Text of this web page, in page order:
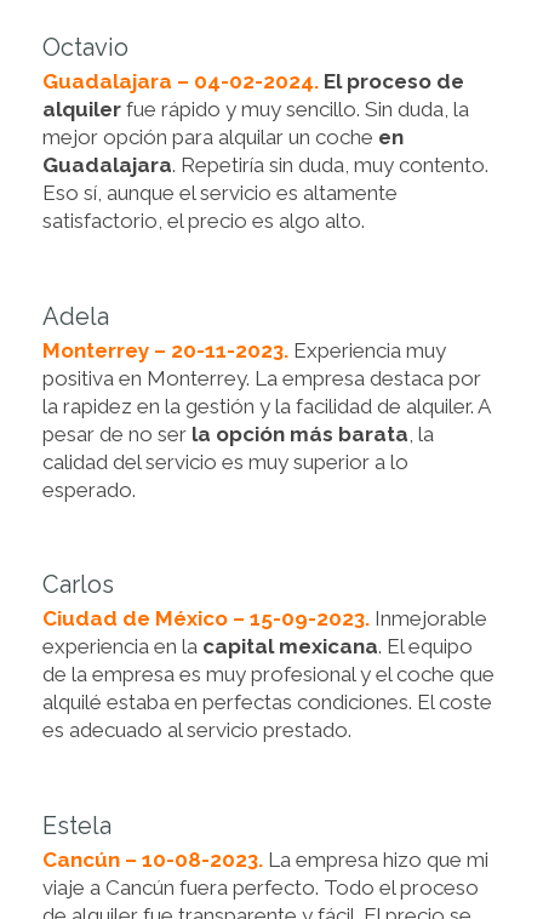
Octavio
Guadalajara – 04-02-2024. El proceso de
alquiler fue rápido y muy sencillo. Sin duda, la
mejor opción para alquilar un coche en
Guadalajara. Repetiría sin duda, muy contento.
Eso sí, aunque el servicio es altamente
satisfactorio, el precio es algo alto.
Adela
Monterrey – 20-11-2023. Experiencia muy
positiva en Monterrey. La empresa destaca por
la rapidez en la gestión y la facilidad de alquiler. A
pesar de no ser la opción más barata , la
calidad del servicio es muy superior a lo
esperado.
Carlos
Ciudad de México – 15-09-2023. Inmejorable
experiencia en la capital mexicana. El equipo
de la empresa es muy profesional y el coche que
alquilé estaba en perfectas condiciones. El coste
es adecuado al servicio prestado.
Estela
Cancún – 10-08-2023. La empresa hizo que mi
viaje a Cancún fuera perfecto. Todo el proceso